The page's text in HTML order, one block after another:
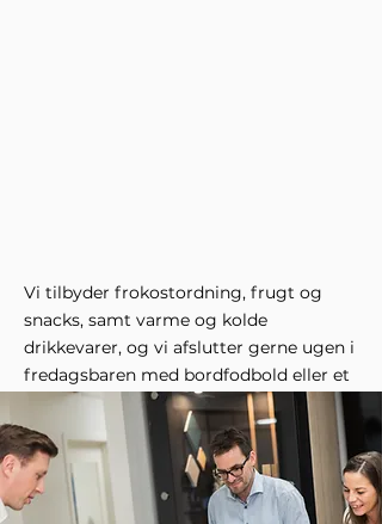
Vi tilbyder frokostordning, frugt og
snacks, samt varme og kolde
drikkevarer, og vi afslutter gerne ugen i
fredagsbaren med bordfodbold eller et
slag billard. Sommetider udfordrer vi
også andre virksomheder i
kontorfællesskabet i Bagsværd til en
dyst.